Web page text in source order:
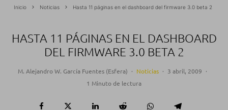
Inicio Noticias Hasta 11 páginas en el dashboard del firmware 3.0 beta 2
HASTA 11 PÁGINAS EN EL DASHBOARD
DEL FIRMWARE 3.0 BETA 2
M. Alejandro W. García Fuentes (Esfera) · Noticias · 3 abril, 2009 ·
1 Minuto de lectura